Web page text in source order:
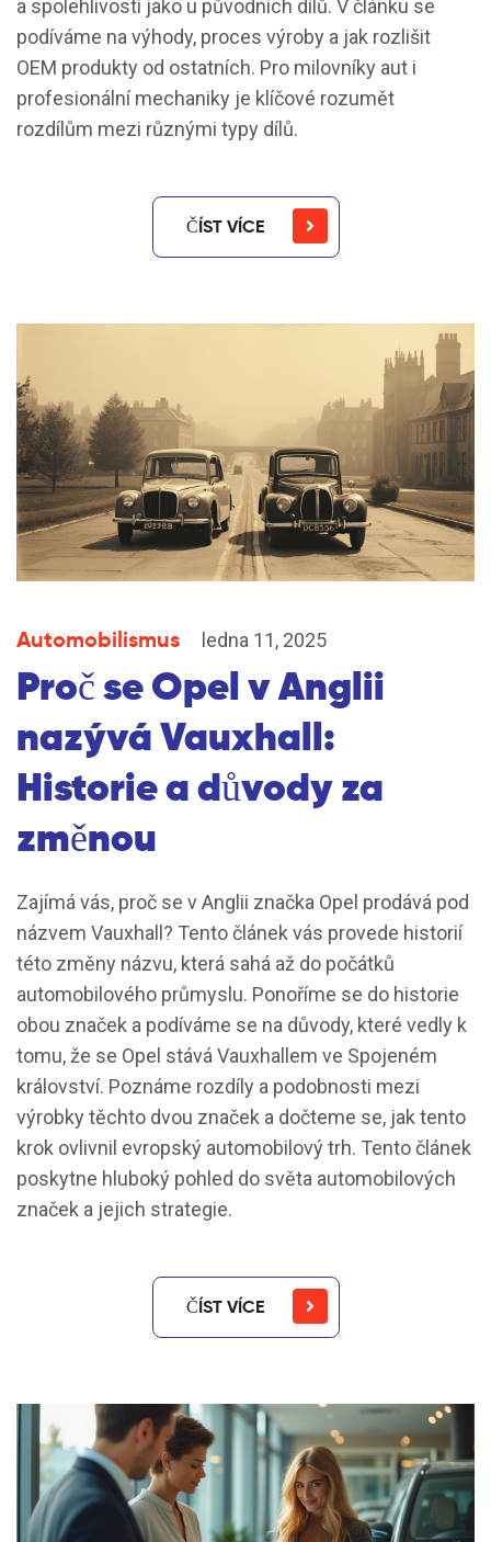
a spolehlivosti jako u původních dílů. V článku se
podíváme na výhody, proces výroby a jak rozlišit
OEM produkty od ostatních. Pro milovníky aut i
profesionální mechaniky je klíčové rozumět
rozdílům mezi různými typy dílů.
ČÍST VÍCE
Automobilismus ledna 11, 2025
Proč se Opel v Anglii
nazývá Vauxhall:
Historie a důvody za
změnou
Zajímá vás, proč se v Anglii značka Opel prodává pod
názvem Vauxhall? Tento článek vás provede historií
této změny názvu, která sahá až do počátků
automobilového průmyslu. Ponoříme se do historie
obou značek a podíváme se na důvody, které vedly k
tomu, že se Opel stává Vauxhallem ve Spojeném
království. Poznáme rozdíly a podobnosti mezi
výrobky těchto dvou značek a dočteme se, jak tento
krok ovlivnil evropský automobilový trh. Tento článek
poskytne hluboký pohled do světa automobilových
značek a jejich strategie.
ČÍST VÍCE